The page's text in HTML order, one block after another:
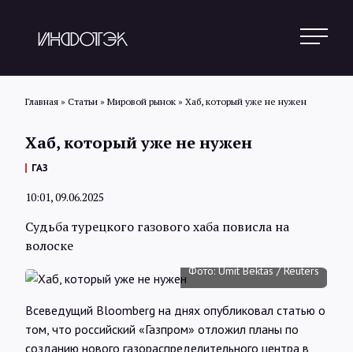
Обзоры
Главная » Статьи » Мировой рынок » Хаб, который уже не нужен
Хаб, который уже не нужен
ГАЗ
10:01, 09.06.2025
Судьба турецкого газового хаба повисла на
волоске
Фото: Umit Bektas / Reuters
Всеведущий Bloomberg на днях опубликовал статью о
том, что российский «Газпром» отложил планы по
созданию нового газораспределительного центра в